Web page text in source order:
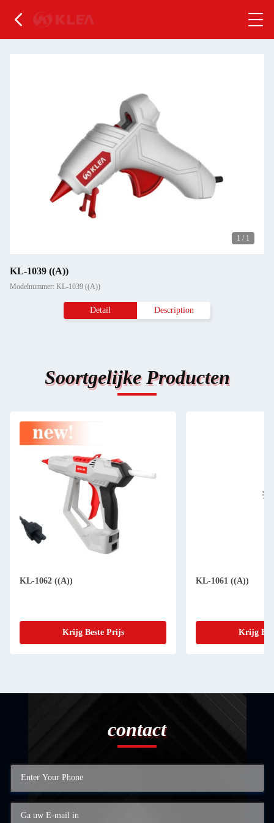
1 / 1
KL-1039 ((A))
Modelnummer: KL-1039 ((A))
Detail Description
Soortgelijke Producten
KL-1062 ((A))
Krijg Beste Prijs
KL-1061 ((A))
Krijg
contact